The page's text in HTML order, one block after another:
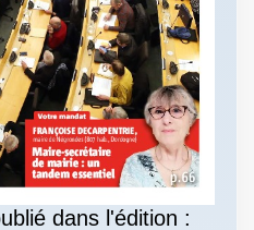
dans l'édition :